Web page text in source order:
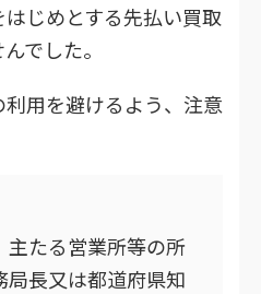
じめとする先払い買取
でした。
用を避けるよう、注意
たる営業所等の所
長又は都道府県知